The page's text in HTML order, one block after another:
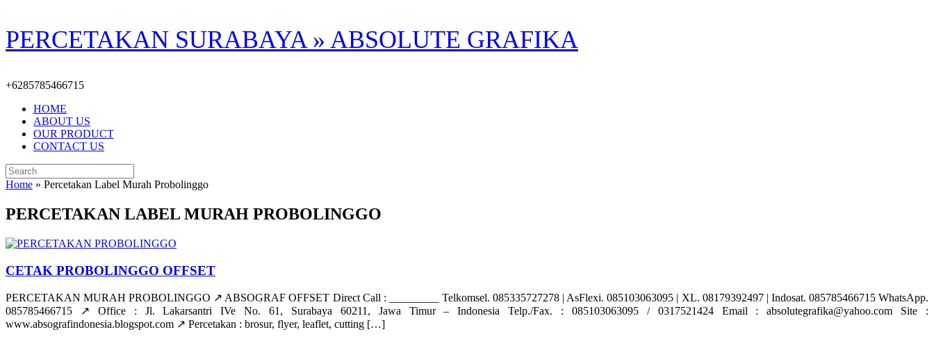
Skip
to
content
PERCETAKAN SURABAYA » ABSOLUTE GRAFIKA
+6285785466715
HOME
ABOUT US
OUR PRODUCT
CONTACT US
Search
for:
Home » Percetakan Label Murah Probolinggo
PERCETAKAN LABEL MURAH PROBOLINGGO
CETAK PROBOLINGGO OFFSET
PERCETAKAN MURAH PROBOLINGGO ↗️ ABSOGRAF OFFSET Direct Call : _________ Telkomsel. 085335727278 | AsFlexi. 085103063095 | XL. 08179392497 | Indosat. 085785466715 WhatsApp.
085785466715 ↗️ Office : Jl. Lakarsantri IVe No. 61, Surabaya 60211, Jawa Timur – Indonesia Telp./Fax. : 085103063095 / 0317521424 Email : absolutegrafika@yahoo.com Site :
www.absografindonesia.blogspot.com ↗️ Percetakan : brosur, flyer, leaflet, cutting […]